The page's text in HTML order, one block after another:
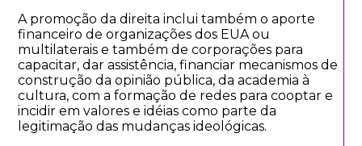
A promoção da direita inclui também o aporte
financeiro de organizações dos EUA ou
multilaterais e também de corporações para
capacitar, dar assistência, financiar mecanismos de
construção da opinião pública, da academia à
cultura, com a formação de redes para cooptar e
incidir em valores e idéias como parte da
legitimação das mudanças ideológicas.